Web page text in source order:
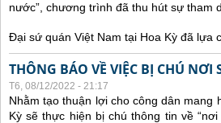
nước”, chương trình đã thu hút sự
Đại sứ quán Việt Nam tại Hoa Kỳ đã lựa
THÔNG BÁO VỀ VIỆC BỊ CHÚ
T6, 08/12/2022 - 21:17
Nhằm tạo thuận lợi cho công dân
Kỳ sẽ thực hiện bị chú thông tin về